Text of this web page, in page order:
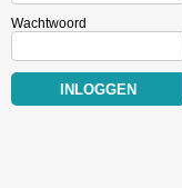
Wachtwoord